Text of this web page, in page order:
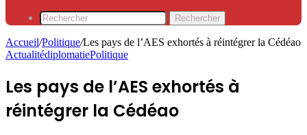
Rechercher
Accueil/Politique/Les pays de l’AES exhortés à réintégrer la Cédéao
ActualitédiplomatiePolitique
Les pays de l’AES exhortés à
réintégrer la Cédéao